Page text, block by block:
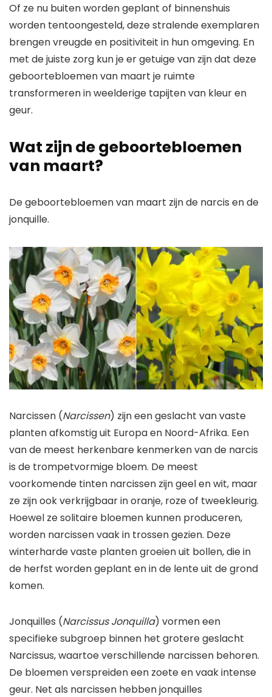
Of ze nu buiten worden geplant of binnenshuis
worden tentoongesteld, deze stralende exemplaren
brengen vreugde en positiviteit in hun omgeving. En
met de juiste zorg kun je er getuige van zijn dat deze
geboortebloemen van maart je ruimte
transformeren in weelderige tapijten van kleur en
geur.
Wat zijn de geboortebloemen
van maart?
De geboortebloemen van maart zijn de narcis en de
jonquille.
Narcissen (Narcissen) zijn een geslacht van vaste
planten afkomstig uit Europa en Noord-Afrika. Een
van de meest herkenbare kenmerken van de narcis
is de trompetvormige bloem. De meest
voorkomende tinten narcissen zijn geel en wit, maar
ze zijn ook verkrijgbaar in oranje, roze of tweekleurig.
Hoewel ze solitaire bloemen kunnen produceren,
worden narcissen vaak in trossen gezien. Deze
winterharde vaste planten groeien uit bollen, die in
de herfst worden geplant en in de lente uit de grond
komen.
Jonquilles (Narcissus Jonquilla) vormen een
specifieke subgroep binnen het grotere geslacht
Narcissus, waartoe verschillende narcissen behoren.
De bloemen verspreiden een zoete en vaak intense
geur. Net als narcissen hebben jonquilles